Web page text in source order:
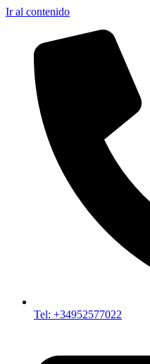
Ir al contenido
Tel: +34952577022